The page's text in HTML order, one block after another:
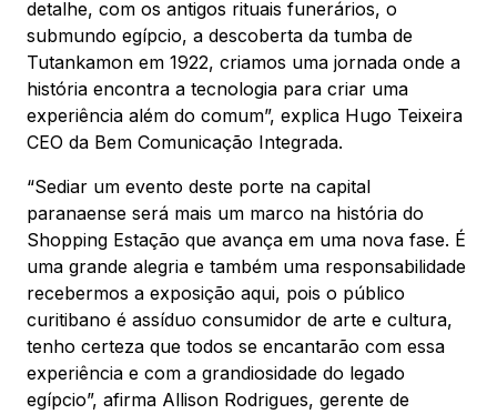
detalhe, com os antigos rituais funerários, o
submundo egípcio, a descoberta da tumba de
Tutankamon em 1922, criamos uma jornada onde a
história encontra a tecnologia para criar uma
experiência além do comum”, explica Hugo Teixeira
CEO da Bem Comunicação Integrada.
“Sediar um evento deste porte na capital
paranaense será mais um marco na história do
Shopping Estação que avança em uma nova fase. É
uma grande alegria e também uma responsabilidade
recebermos a exposição aqui, pois o público
curitibano é assíduo consumidor de arte e cultura,
tenho certeza que todos se encantarão com essa
experiência e com a grandiosidade do legado
egípcio”, afirma Allison Rodrigues, gerente de